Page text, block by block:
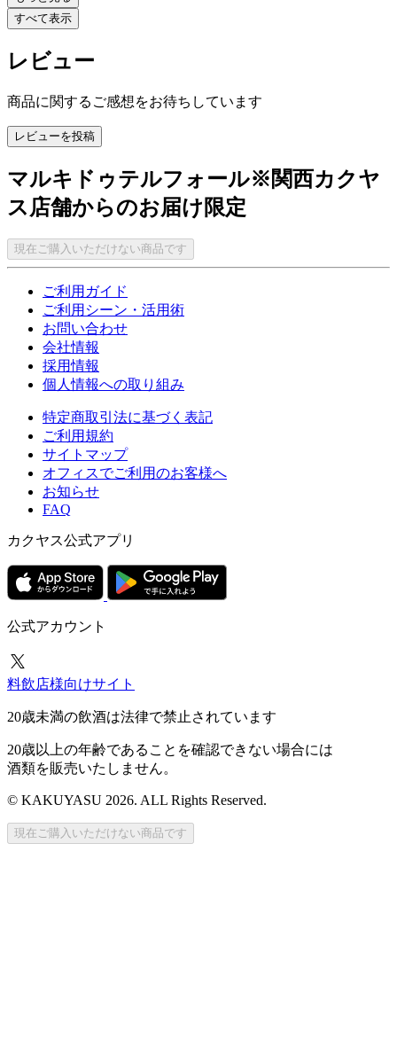
すべて表示
レビュー
商品に関するご感想をお待ちしています
レビューを投稿
マルキドゥテルフォール※関西カクヤ
ス店舗からのお届け限定
現在ご購入いただけない商品です
ご利用ガイド
ご利用シーン・活用術
お問い合わせ
会社情報
採用情報
個人情報への取り組み
特定商取引法に基づく表記
ご利用規約
サイトマップ
オフィスでご利用のお客様へ
お知らせ
FAQ
カクヤス公式アプリ
公式アカウント
料飲店様向けサイト
20歳未満の飲酒は法律で禁止されています
20歳以上の年齢であることを確認できない場合には
酒類を販売いたしません。
© KAKUYASU 2026. ALL Rights Reserved.
現在ご購入いただけない商品です